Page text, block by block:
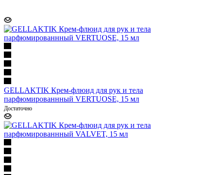
GELLAKTIK Крем-флюид для рук и тела
парфюмированнный VERTUOSE, 15 мл
Достаточно